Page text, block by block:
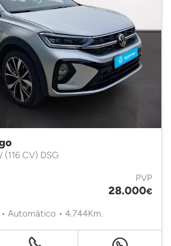
(116 CV) DSG
PVP
28.000€
Automático • 4.744Km.